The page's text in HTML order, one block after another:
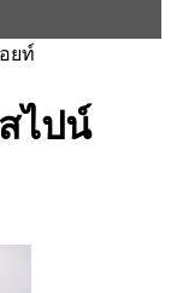
ยท์
ไปน์